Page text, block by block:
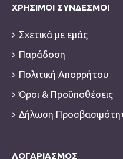
ΧΡΉΣΙΜΟΙ ΣΎΝΔΕΣΜΟΙ
Σχετικά με εμάς
Παράδοση
Πολιτική Απορρήτου
Όροι & Προϋποθέσεις
Δήλωση
ΛΟΓΑΡΙΑΣΜΌΣ